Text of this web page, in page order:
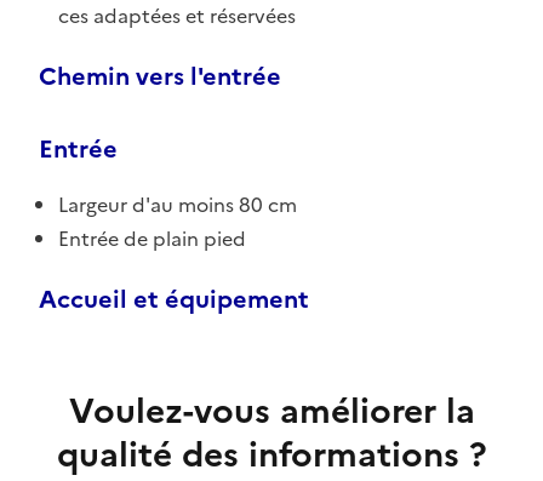
ces adaptées et réservées
Chemin vers l'entrée
Entrée
Largeur d'au moins 80 cm
Entrée de plain pied
Accueil et équipement
Voulez-vous améliorer la
qualité des informations ?